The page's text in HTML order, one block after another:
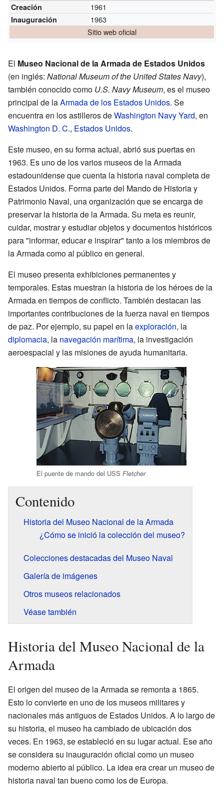
Creación
1961
Inauguración
1963
Sitio web oficial
El Museo Nacional de la Armada de Estados Unidos
(en inglés: National Museum of the United States Navy),
también conocido como U.S. Navy Museum, es el museo
principal de laArmada de los Estados Unidos. Se
encuentra en los astilleros deWashington Navy Yard, en
Washington D. C., Estados Unidos.
Este museo, en su forma actual, abrió sus puertas en
1963. Es uno de los varios museos de la Armada
estadounidense que cuenta la historia naval completa de
Estados Unidos. Forma parte del Mando de Historia y
Patrimonio Naval, una organización que se encarga de
preservar la historia de la Armada. Su meta es reunir,
cuidar, mostrar y estudiar objetos y documentos históricos
para "informar, educar e inspirar" tanto a los miembros de
la Armada como al público en general.
El museo presenta exhibiciones permanentes y
temporales. Estas muestran la historia de los héroes de la
Armada en tiempos de conflicto. También destacan las
importantes contribuciones de la fuerza naval en tiempos
de paz. Por ejemplo, su papel en laexploración, la
diplomacia, la navegación marítima, la investigación
aeroespacial y las misiones de ayuda humanitaria.
El puente de mando del USS Fletcher
Contenido
Historia del Museo Nacional de la Armada
¿Cómo se inició la colección del museo?
Colecciones destacadas del Museo Naval
Galería de imágenes
Otros museos relacionados
Véase también
Historia del Museo Nacional de la
Armada
El origen del museo de la Armada se remonta a 1865.
Esto lo convierte en uno de los museos militares y
nacionales más antiguos de Estados Unidos. A lo largo de
su historia, el museo ha cambiado de ubicación dos
veces. En 1963, se estableció en su lugar actual. Ese año
se considera su inauguración oficial como un museo
moderno abierto al público. La idea era crear un museo de
historia naval tan bueno como los de Europa.